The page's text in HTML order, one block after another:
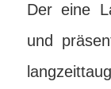
Der eine
und